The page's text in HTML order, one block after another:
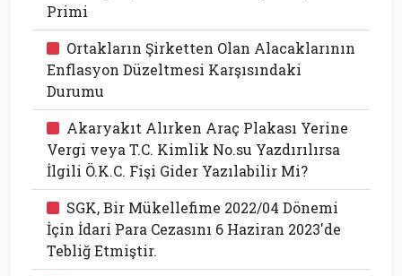
Primi
Ortakların Şirketten Olan Alacaklarının
Enflasyon Düzeltmesi Karşısındaki
Durumu
Akaryakıt Alırken Araç Plakası Yerine
Vergi veya T.C. Kimlik No.su Yazdırılırsa
İlgili Ö.K.C. Fişi Gider Yazılabilir Mi?
SGK, Bir Mükellefime 2022/04 Dönemi
İçin İdari Para Cezasını 6 Haziran 2023'de
Tebliğ Etmiştir.